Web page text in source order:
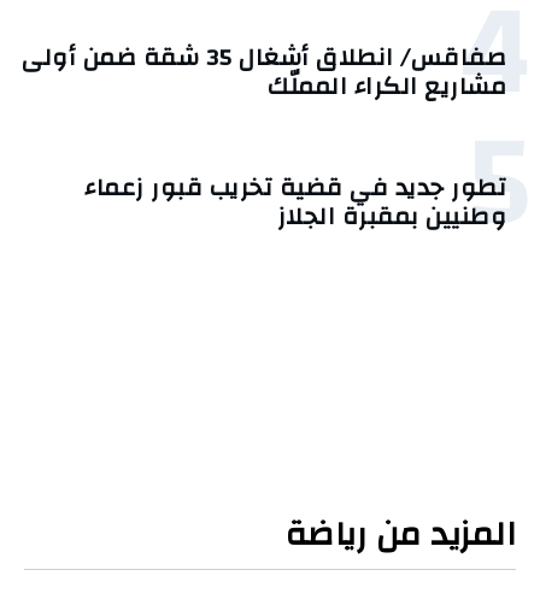
4 صفاقس/ انطلاق أشغال 35 شقة ضمن أولى
مشاريع الكراء المملّك
5
تطور جديد في قضية تخريب قبور زعماء
وطنيين بمقبرة الجلاز
المزيد من رياضة